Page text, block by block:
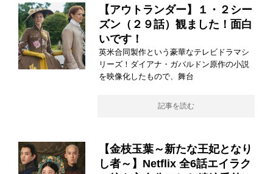
【アウトランダー】１・２シー
ズン（２９話）観ました！面白
いです！
英米合同製作という豪華なテレビドラマシ
リーズ！ダイアナ・ガバルドン原作の小説
を映像化したもので、舞台
記事を読む
【金枝玉葉～新たな王妃となり
し者～】Netflix 全6話エイラク